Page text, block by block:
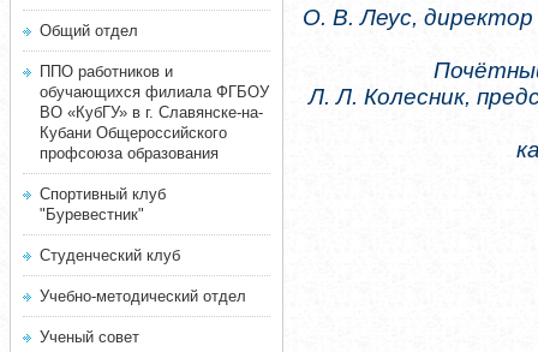
Общий отдел
ППО работников и
обучающихся филиала ФГБОУ
ВО «КубГУ» в г. Славянске-на-
Кубани Общероссийского
профсоюза образования
Спортивный клуб
"Буревестник"
Студенческий клуб
Учебно-методический отдел
Ученый совет
О. В. Леус, директор
Л. Л. Колесник,